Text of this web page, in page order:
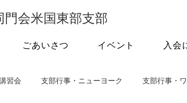
門会米国東部支部
ごあいさつ イベント 入会
習会 支部行事・ニューヨーク 支部行事・